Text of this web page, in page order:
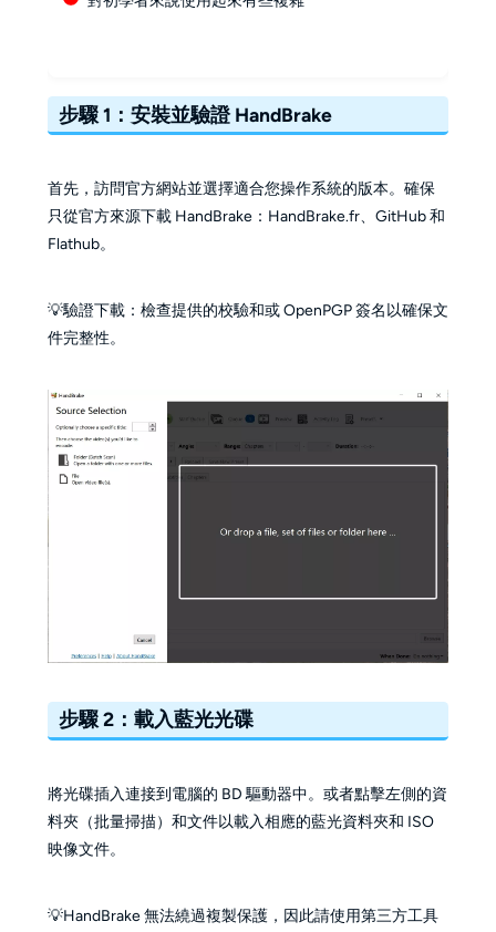
步驟 1：安裝並驗證 HandBrake
首先，訪問官方網站並選擇適合您操作系統的版本。確保
只從官方來源下載 HandBrake：HandBrake.fr、GitHub 和
Flathub。
💡驗證下載：檢查提供的校驗和或 OpenPGP 簽名以確保文
件完整性。
步驟 2：載入藍光光碟
將光碟插入連接到電腦的 BD 驅動器中。或者點擊左側的資
料夾（批量掃描）和文件以載入相應的藍光資料夾和 ISO
映像文件。
💡HandBrake 無法繞過複製保護，因此請使用第三方工具